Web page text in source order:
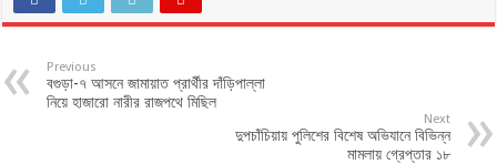
Previous
বগুড়া-৭ আসনে জামায়াত প্রার্থীর দাঁড়িপাল্লা
নিয়ে হাজারো নারীর রাজপথে মিছিল
Next
দুপচাঁচিয়ায় পুলিশের বিশেষ অভিযানে বিভিন্ন
মামলায় গ্রেপ্তার ১৮